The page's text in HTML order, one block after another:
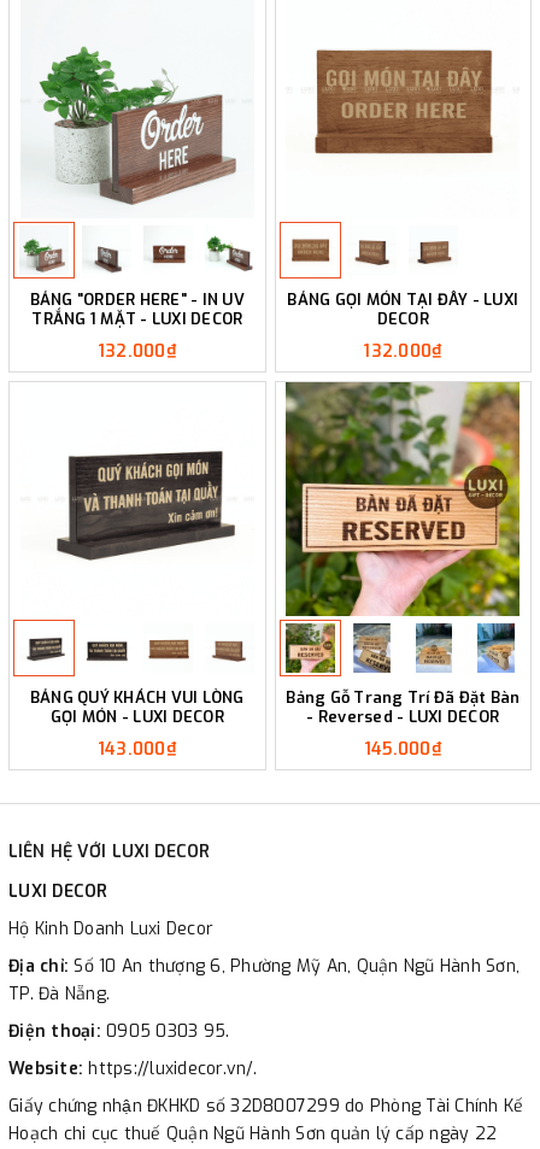
BẢNG "ORDER HERE" - IN UV
TRẮNG 1 MẶT - LUXI DECOR
132.000₫
BẢNG GỌI MÓN TẠI ĐÂY - LUXI
DECOR
132.000₫
BẢNG QUÝ KHÁCH VUI LÒNG
GỌI MÓN - LUXI DECOR
143.000₫
Bảng Gỗ Trang Trí Đã Đặt Bàn
- Reversed - LUXI DECOR
145.000₫
LIÊN HỆ VỚI LUXI DECOR
LUXI DECOR
Hộ Kinh Doanh Luxi Decor
Địa chỉ: Số 10 An thượng 6, Phường Mỹ An, Quận Ngũ Hành Sơn,
TP. Đà Nẵng.
Điện thoại: 0905 0303 95.
Website: https://luxidecor.vn/.
Giấy chứng nhận ĐKHKD số 32D8007299 do Phòng Tài Chính Kế
Hoạch chi cục thuế Quận Ngũ Hành Sơn quản lý cấp ngày 22